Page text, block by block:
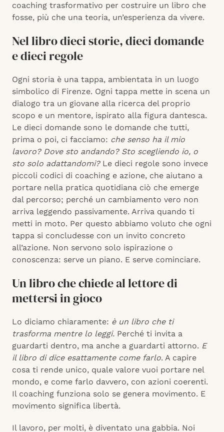
coaching trasformativo per costruire un libro che
fosse, più che una teoria, un’esperienza da vivere.
Nel libro dieci storie, dieci domande
e dieci regole
Ogni storia è una tappa, ambientata in un luogo
simbolico di Firenze. Ogni tappa mette in scena un
dialogo tra un giovane alla ricerca del proprio
scopo e un mentore, ispirato alla figura dantesca.
Le dieci domande sono le domande che tutti,
prima o poi, ci facciamo: che senso ha il mio
lavoro? Dove sto andando? Sto scegliendo io, o
sto solo adattandomi?Le dieci regole sono invece
piccoli codici di coaching e azione, che aiutano a
portare nella pratica quotidiana ciò che emerge
dal percorso; perché un cambiamento vero non
arriva leggendo passivamente. Arriva quando ti
metti in moto. Per questo abbiamo voluto che ogni
tappa si concludesse con un invito concreto
all’azione. Non servono solo ispirazione o
conoscenza: serve un piano. E serve cominciare.
Un libro che chiede al lettore di
mettersi in gioco
Lo diciamo chiaramente: è un libro che ti
trasforma mentre lo leggi. Perché ti invita a
guardarti dentro, ma anche a guardarti attorno. E
il libro di dice esattamente come farlo. A capire
cosa ti rende unico, quale valore vuoi portare nel
mondo, e come farlo davvero, con azioni coerenti.
Il coaching funziona solo se genera movimento. E
movimento significa libertà.
Il lavoro, per molti, è diventato una gabbia. Noi